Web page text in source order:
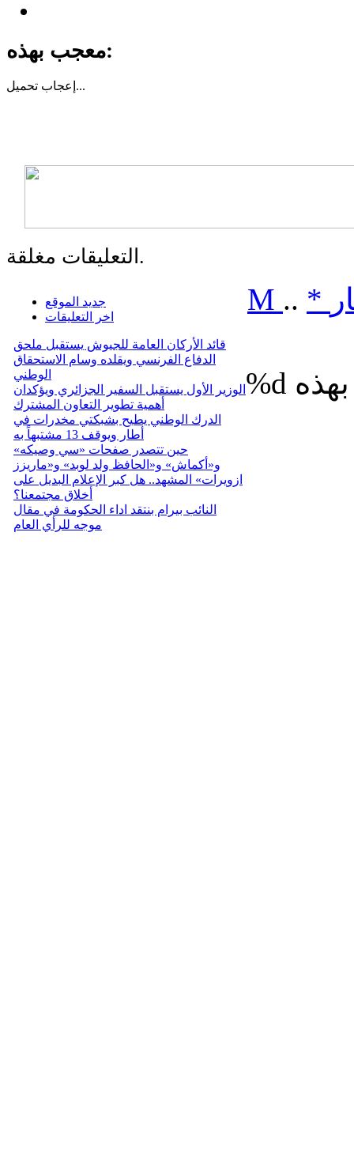
معجب بهذه:
إعجاب تحميل...
التعليقات مغلقة.
جديد الموقع
اخر التعليقات
قائد الأركان العامة للجيوش يستقبل ملحق
الدفاع الفرنسي ويقلده وسام الاستحقاق
الوطني
الوزير الأول يستقبل السفير الجزائري ويؤكدان
أهمية تطوير التعاون المشترك
الدرك الوطني يطيح بشبكتي مخدرات في
أطار ويوقف 13 مشتبهاً به
حين تتصدر صفحات «سي وصيكه»
و«أكماش» و«الحافظ ولد لوبد» و«ماريزز
ازويرات» المشهد.. هل كبر الإعلام البديل على
أخلاق مجتمعنا؟
النائب بيرام بنتقد اداء الحكومة في مقال
موجه للرأي العام
M .. *
%d